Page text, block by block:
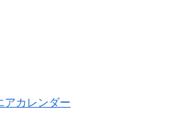
アカレンダー